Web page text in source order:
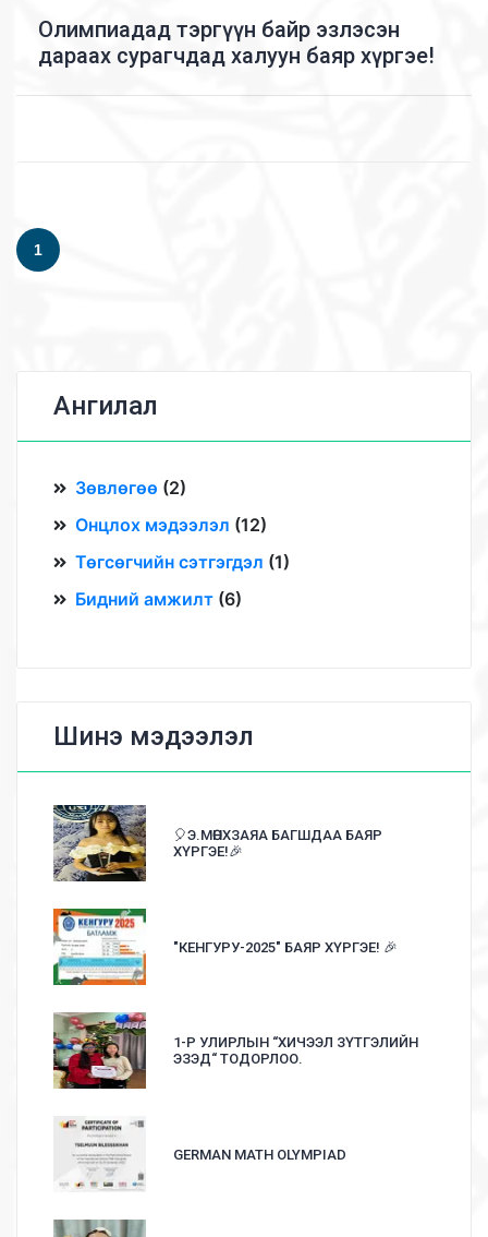
Олимпиадад тэргүүн байр эзлэсэн
дараах сурагчдад халуун баяр хүргэе!
1
Ангилал
Зөвлөгөө (2)
Онцлох мэдээлэл (12)
Төгсөгчийн сэтгэгдэл (1)
Бидний амжилт (6)
Шинэ мэдээлэл
🎈Э.МӨНХЗАЯА БАГШДАА БАЯР
ХҮРГЭЕ!🎉
"КЕНГУРУ-2025" БАЯР ХҮРГЭЕ! 🎉
1-Р УЛИРЛЫН “ХИЧЭЭЛ ЗҮТГЭЛИЙН
ЭЗЭД“ ТОДОРЛОО.
GERMAN MATH OLYMPIAD